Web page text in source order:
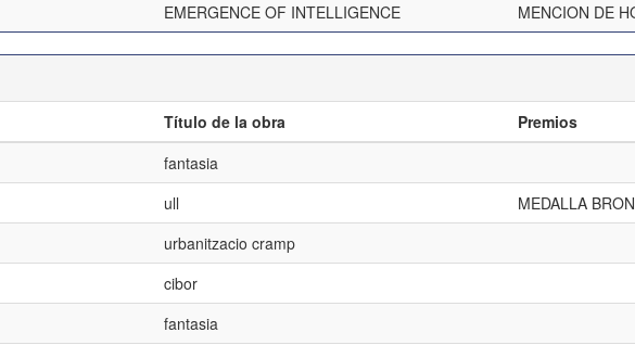
EMERGENCE OF INTELLIGENCE MENCION DE
Título de la obra
Premios
fantasia
ull
MEDALLA
urbanitzacio cramp
cibor
fantasia